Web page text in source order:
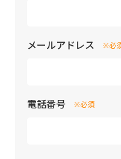
メールアドレス ※必
電話番号 ※必須